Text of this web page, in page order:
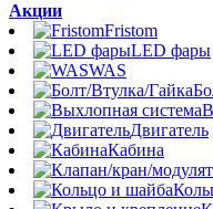
Акции
Fristom
LED фары
WAS
Двигатель
Кабина